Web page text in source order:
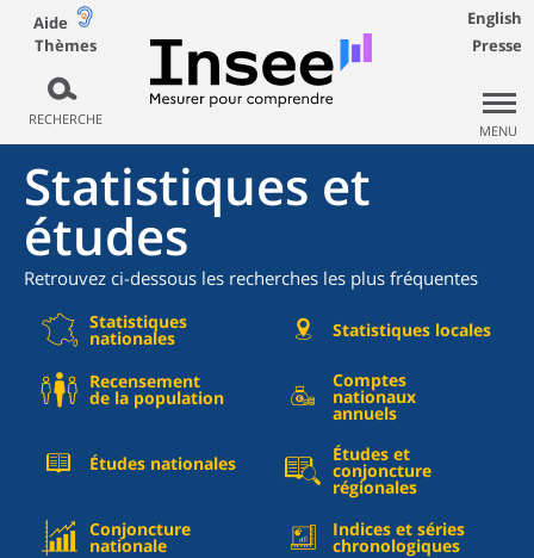
Aide
Thèmes
RECHERCHE
English
Presse
MENU
Statistiques et
études
Retrouvez ci-dessous les recherches les plus fréquentes
Statistiques
nationales Statistiques locales
Recensement
de la population
Comptes
nationaux
annuels
Études nationales Études et
conjoncture
régionales
Conjoncture
nationale
Indices et séries
chronologiques